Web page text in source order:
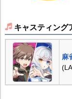
キャスティング
麻